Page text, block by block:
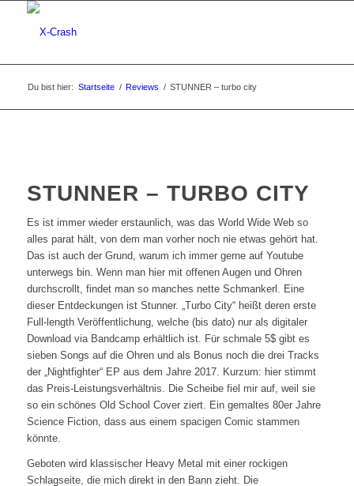
Du bist hier: Startseite / Reviews / STUNNER – turbo city
STUNNER – TURBO CITY
Es ist immer wieder erstaunlich, was das World Wide Web so
alles parat hält, von dem man vorher noch nie etwas gehört hat.
Das ist auch der Grund, warum ich immer gerne auf Youtube
unterwegs bin. Wenn man hier mit offenen Augen und Ohren
durchscrollt, findet man so manches nette Schmankerl. Eine
dieser Entdeckungen ist Stunner. „Turbo City“ heißt deren erste
Full-length Veröffentlichung, welche (bis dato) nur als digitaler
Download via Bandcamp erhältlich ist. Für schmale 5$ gibt es
sieben Songs auf die Ohren und als Bonus noch die drei Tracks
der „Nightfighter“ EP aus dem Jahre 2017. Kurzum: hier stimmt
das Preis-Leistungsverhältnis. Die Scheibe fiel mir auf, weil sie
so ein schönes Old School Cover ziert. Ein gemaltes 80er Jahre
Science Fiction, dass aus einem spacigen Comic stammen
könnte.
Geboten wird klassischer Heavy Metal mit einer rockigen
Schlagseite, die mich direkt in den Bann zieht. Die